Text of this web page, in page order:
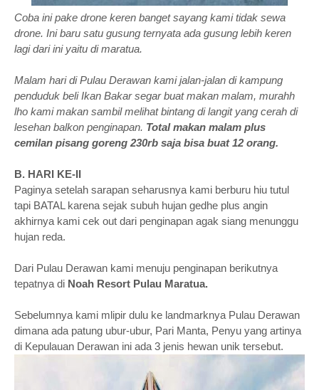
Coba ini pake drone keren banget sayang kami tidak sewa
drone. Ini baru satu gusung ternyata ada gusung lebih keren
lagi dari ini yaitu di maratua.
Malam hari di Pulau Derawan kami jalan-jalan di kampung
penduduk beli Ikan Bakar segar buat makan malam, murahh
lho kami makan sambil melihat bintang di langit yang cerah di
lesehan balkon penginapan. Total makan malam plus
cemilan pisang goreng 230rb saja bisa buat 12 orang.
B. HARI KE-II
Paginya setelah sarapan seharusnya kami berburu hiu tutul
tapi BATAL karena sejak subuh hujan gedhe plus angin
akhirnya kami cek out dari penginapan agak siang menunggu
hujan reda.
Dari Pulau Derawan kami menuju penginapan berikutnya
tepatnya di Noah Resort Pulau Maratua.
Sebelumnya kami mlipir dulu ke landmarknya Pulau Derawan
dimana ada patung ubur-ubur, Pari Manta, Penyu yang artinya
di Kepulauan Derawan ini ada 3 jenis hewan unik tersebut.